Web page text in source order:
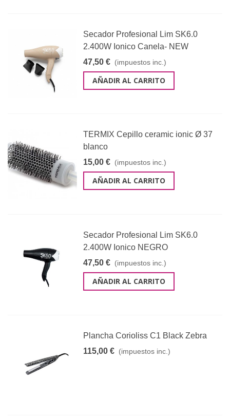
Secador Profesional Lim SK6.0
2.400W Ionico Canela- NEW
47,50 € (impuestos inc.)
AÑADIR AL CARRITO
TERMIX Cepillo ceramic ionic Ø 37
blanco
15,00 € (impuestos inc.)
AÑADIR AL CARRITO
Secador Profesional Lim SK6.0
2.400W Ionico NEGRO
47,50 € (impuestos inc.)
AÑADIR AL CARRITO
Plancha Corioliss C1 Black Zebra
115,00 € (impuestos inc.)